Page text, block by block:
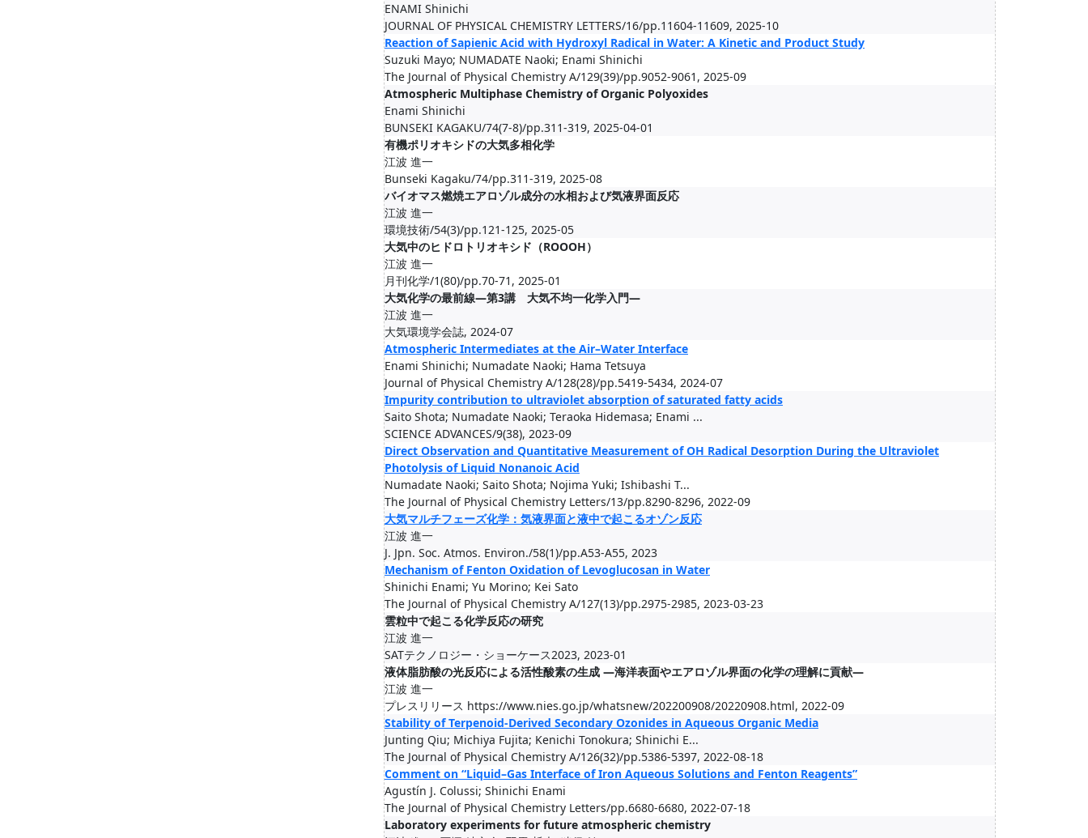
ENAMI Shinichi
JOURNAL OF PHYSICAL CHEMISTRY LETTERS/16/pp.11604-11609, 2025-10
Reaction of Sapienic Acid with Hydroxyl Radical in Water: A Kinetic and Product Study
Suzuki Mayo; NUMADATE Naoki; Enami Shinichi
The Journal of Physical Chemistry A/129(39)/pp.9052-9061, 2025-09
Atmospheric Multiphase Chemistry of Organic Polyoxides
Enami Shinichi
BUNSEKI KAGAKU/74(7-8)/pp.311-319, 2025-04-01
有機ポリオキシドの大気多相化学
江波 進一
Bunseki Kagaku/74/pp.311-319, 2025-08
バイオマス燃焼エアロゾル成分の水相および気液界面反応
江波 進一
環境技術/54(3)/pp.121-125, 2025-05
大気中のヒドロトリオキシド（ROOOH）
江波 進一
月刊化学/1(80)/pp.70-71, 2025-01
大気化学の最前線―第3講 大気不均一化学入門―
江波 進一
大気環境学会誌, 2024-07
Atmospheric Intermediates at the Air–Water Interface
Enami Shinichi; Numadate Naoki; Hama Tetsuya
Journal of Physical Chemistry A/128(28)/pp.5419-5434, 2024-07
Impurity contribution to ultraviolet absorption of saturated fatty acids
Saito Shota; Numadate Naoki; Teraoka Hidemasa; Enami ...
SCIENCE ADVANCES/9(38), 2023-09
Direct Observation and Quantitative Measurement of OH Radical Desorption During the Ultraviolet
Photolysis of Liquid Nonanoic Acid
Numadate Naoki; Saito Shota; Nojima Yuki; Ishibashi T...
The Journal of Physical Chemistry Letters/13/pp.8290-8296, 2022-09
大気マルチフェーズ化学：気液界面と液中で起こるオゾン反応
江波 進一
J. Jpn. Soc. Atmos. Environ./58(1)/pp.A53-A55, 2023
Mechanism of Fenton Oxidation of Levoglucosan in Water
Shinichi Enami; Yu Morino; Kei Sato
The Journal of Physical Chemistry A/127(13)/pp.2975-2985, 2023-03-23
雲粒中で起こる化学反応の研究
江波 進一
SATテクノロジー・ショーケース2023, 2023-01
液体脂肪酸の光反応による活性酸素の生成 —海洋表面やエアロゾル界面の化学の理解に貢献—
江波 進一
プレスリリース https://www.nies.go.jp/whatsnew/202200908/20220908.html, 2022-09
Stability of Terpenoid-Derived Secondary Ozonides in Aqueous Organic Media
Junting Qiu; Michiya Fujita; Kenichi Tonokura; Shinichi E...
The Journal of Physical Chemistry A/126(32)/pp.5386-5397, 2022-08-18
Comment on “Liquid–Gas Interface of Iron Aqueous Solutions and Fenton Reagents”
Agustín J. Colussi; Shinichi Enami
The Journal of Physical Chemistry Letters/pp.6680-6680, 2022-07-18
Laboratory experiments for future atmospheric chemistry